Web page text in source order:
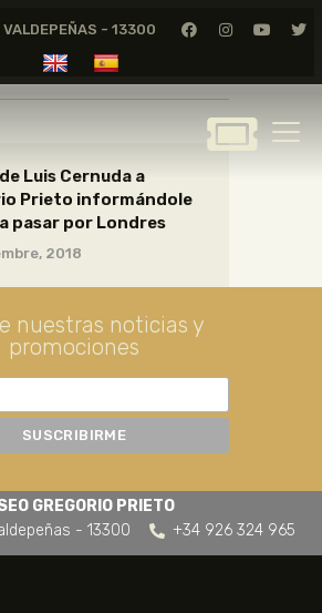
VALDEPEÑAS - 13300
MUSEO
GREGORIO
PRIETO
DE DIBUJO
Luis Cernuda a
Prieto informándole
pasar por Londres
2018
nuestras noticias y
promociones
GREGORIO PRIETO
- 13300
+34 926 324 965